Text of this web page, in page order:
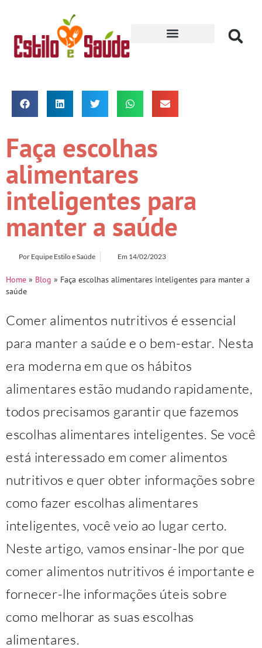
Faça escolhas
alimentares
inteligentes para
manter a saúde
Por Equipe Estilo e Saúde Em 14/02/2023
Home » Blog » Faça escolhas alimentares inteligentes para manter a
saúde
Comer alimentos nutritivos é essencial
para manter a saúde e o bem-estar. Nesta
era moderna em que os hábitos
alimentares estão mudando rapidamente,
todos precisamos garantir que fazemos
escolhas alimentares inteligentes. Se você
está interessado em comer alimentos
nutritivos e quer obter informações sobre
como fazer escolhas alimentares
inteligentes, você veio ao lugar certo.
Neste artigo, vamos ensinar-lhe por que
comer alimentos nutritivos é importante e
fornecer-lhe informações úteis sobre
como melhorar as suas escolhas
alimentares.